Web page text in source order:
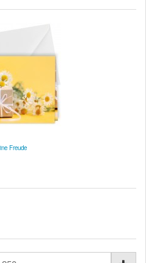
Freude